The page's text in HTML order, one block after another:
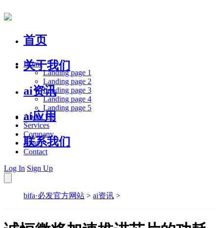
首页
关于我们
ai资讯
ai应用
联系我们
Home
Landing page 1
Landing page 2
Landing page 3
Landing page 4
Landing page 5
About Us
Services
Company
Blog
Contact
Log In Sign Up
bifa·必发官方网站 > ai资讯 >